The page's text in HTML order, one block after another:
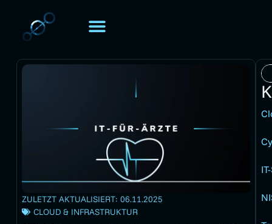
ZULETZT AKTUALISIERT: 06.11.2025
CLOUD & INFRASTRUKTUR